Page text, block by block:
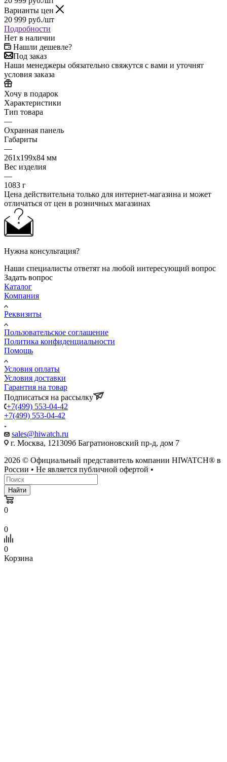
Варианты цен
20 999 руб./шт
Подробности
Нет в наличии
Нашли дешевле?
Под заказ
Наши менеджеры обязательно свяжутся с вами и уточнят
условия заказа
Хочу в подарок
Характеристики
Тип товара
—
Охранная панель
Габариты
—
261x199x84 мм
Вес изделия
—
1083 г
Цена действительна только для интернет-магазина и может
отличаться от цен в розничных магазинах
Нужна консультация?
Наши специалисты ответят на любой интересующий вопрос
Задать вопрос
Каталог
Компания
Реквизиты
Пользовательское соглашение
Политика конфиденциальности
Помощь
Условия оплаты
Условия доставки
Гарантия на товар
Подписаться на рассылку
+7(499) 553-04-42
+7(499) 553-04-42
sales@hiwatch.ru
г. Москва, 121309б Багратионовский пр-д, дом 7
2026 © Официальный представитель компании HIWATCH® в
России • Не является публичной офертой •
Найти
0
0
0
Корзина